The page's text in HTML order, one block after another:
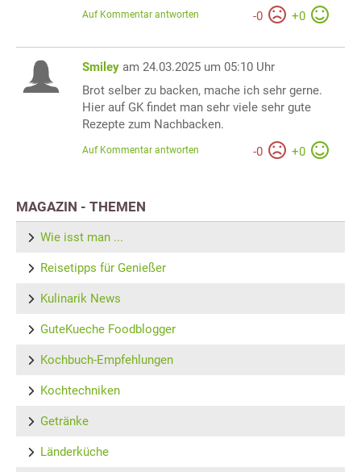
-0 +0
Auf Kommentar antworten
Smiley am 24.03.2025 um 05:10 Uhr
Brot selber zu backen, mache ich sehr gerne.
Hier auf GK findet man sehr viele sehr gute
Rezepte zum Nachbacken.
-0 +0
Auf Kommentar antworten
MAGAZIN - THEMEN
Wie isst man ...
Reisetipps für Genießer
Kulinarik News
GuteKueche Foodblogger
Kochbuch-Empfehlungen
Kochtechniken
Getränke
Länderküche